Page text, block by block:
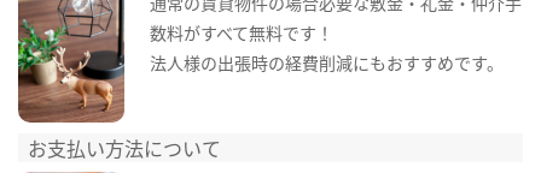
数料がすべて無料です！
法人様の出張時の経費削減にもおすすめです。
お支払い方法について